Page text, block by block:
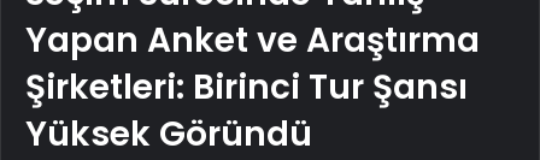
Yapan Anket ve Araştırma
Şirketleri: Birinci Tur Şansı
Yüksek Göründü